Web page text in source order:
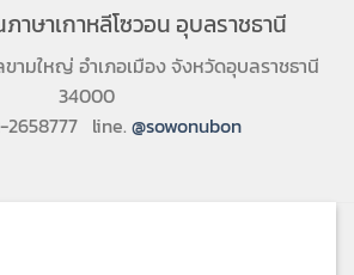
าษาเกาหลีโซวอน อุบลราชธานี
ามใหญ่ อำเภอเมือง จังหวัดอุบลราชธานี
34000
2658777 line. @sowonubon